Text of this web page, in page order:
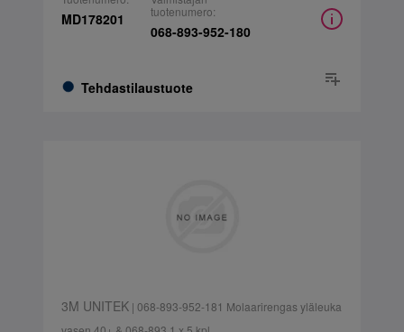
MD178201
Tehdastilaustuote
tuotenumero:
068-893-952-180
3M UNITEK| 068-893-952-181 Molaarirengas yläleuka